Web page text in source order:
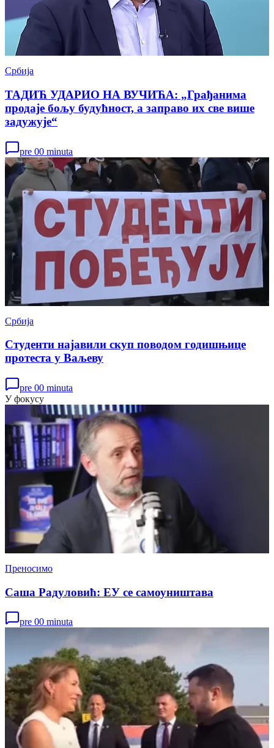
Србија
ТАДИЋ УДАРИО НА ВУЧИЋА: „Грађанима
продаје бољу будућност, а заправо их све више
задужује“
pre 00 minuta
Србија
Студенти најавили скуп поводом годишњице
протеста у Ваљеву
pre 00 minuta
У фокусу
Преносимо
Саша Радуловић: ЕУ се самоуништава
pre 00 minuta